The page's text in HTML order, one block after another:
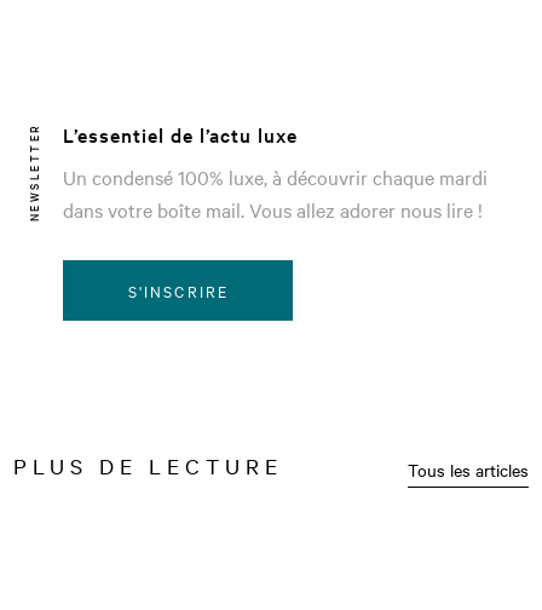
NEWSLETTER
L’essentiel de l’actu luxe
Un condensé 100% luxe, à découvrir chaque mardi
dans votre boîte mail. Vous allez adorer nous lire !
S'INSCRIRE
PLUS DE LECTURE Tous les articles